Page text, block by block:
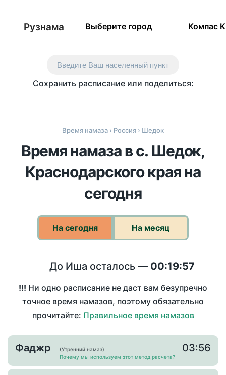
Рузнама Выберите город Компас
Введите Ваш населенный пункт
Сохранить расписание или поделиться:
Время намаза › Россия › Шедок
Время намаза в с. Шедок,
Краснодарского края на
сегодня
На сегодня На месяц
До Иша осталось — 00:19:57
!!! Ни одно расписание не даст вам безупречно
точное время намазов, поэтому обязательно
прочитайте: Правильное время намазов
Фаджр
(Утренний намаз)
Почему мы используем этот метод расчета?
03:56